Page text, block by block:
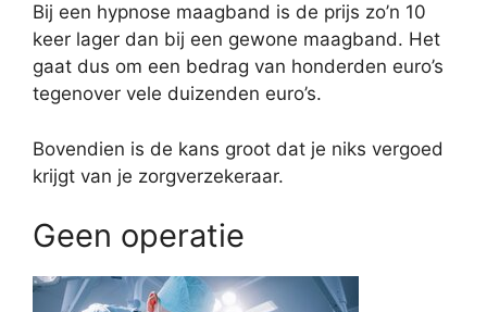
Bij een hypnose maagband is de prijs zo’n 10
keer lager dan bij een gewone maagband. Het
gaat dus om een bedrag van honderden euro’s
tegenover vele duizenden euro’s.
Bovendien is de kans groot dat je niks vergoed
krijgt van je zorgverzekeraar.
Geen operatie